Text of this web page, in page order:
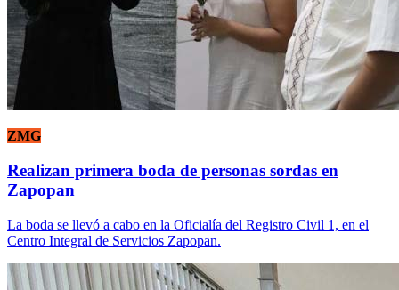
ZMG
Realizan primera boda de personas sordas en
Zapopan
La boda se llevó a cabo en la Oficialía del Registro Civil 1, en el
Centro Integral de Servicios Zapopan.